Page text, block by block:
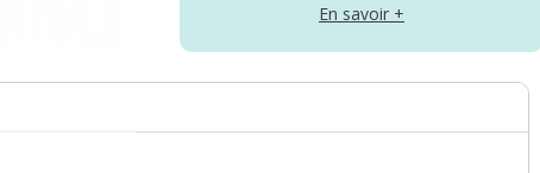
En savoir +